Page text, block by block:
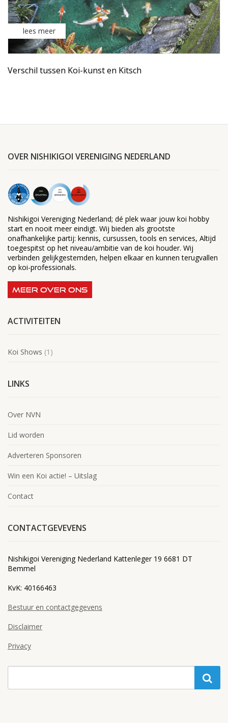
lees meer
Verschil tussen Koi-kunst en Kitsch
OVER NISHIKIGOI VERENIGING NEDERLAND
Nishikigoi Vereniging Nederland; dé plek waar jouw koi hobby
start en nooit meer eindigt. Wij bieden als grootste
onafhankelijke partij: kennis, cursussen, tools en services, Altijd
toegespitst op het niveau/ambitie van de koi houder. Wij
verbinden gelijkgestemden, helpen elkaar en kunnen terugvallen
op koi-professionals.
MEER OVER ONS
ACTIVITEITEN
Koi Shows (1)
LINKS
Over NVN
Lid worden
Adverteren Sponsoren
Win een Koi actie! – Uitslag
Contact
CONTACTGEVEVENS
Nishikigoi Vereniging Nederland Kattenleger 19 6681 DT
Bemmel
KvK: 40166463
Bestuur en contactgegevens
Disclaimer
Privacy